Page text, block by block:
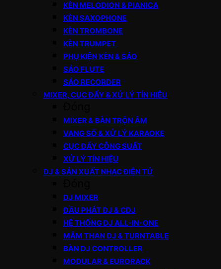
KÈN MELODION & PIANICA
KÈN SAXOPHONE
KÈN TROMBONE
KÈN TRUMPET
PHỤ KIỆN KÈN & SÁO
SÁO FLUTE
SÁO RECORDER
MIXER, CỤC ĐẨY & XỬ LÝ TÍN HIỆU
MIXER & BÀN TRỘN ÂM
VANG SỐ & XỬ LÝ KARAOKE
CỤC ĐẨY CÔNG SUẤT
XỬ LÝ TÍN HIỆU
DJ & SẢN XUẤT NHẠC ĐIỆN TỬ
DJ MIXER
ĐẦU PHÁT DJ & CDJ
HỆ THỐNG DJ ALL-IN-ONE
MÂM THAN DJ & TURNTABLE
BÀN DJ CONTROLLER
MODULAR & EURORACK